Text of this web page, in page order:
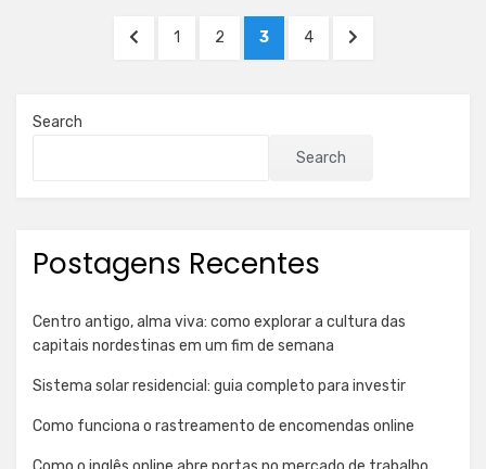
PREVIOUS
PAGE
1 PAGE
2 PAGE
3 PAGE
4
NEXT
Search
Search
Postagens Recentes
Centro antigo, alma viva: como explorar a cultura das
capitais nordestinas em um fim de semana
Sistema solar residencial: guia completo para investir
Como funciona o rastreamento de encomendas online